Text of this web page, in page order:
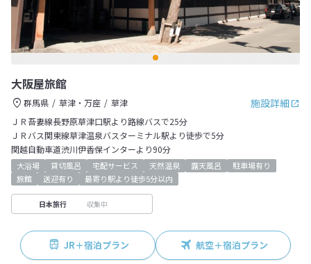
大阪屋旅館
施設詳細
群馬県 草津・万座
草津
ＪＲ吾妻線長野原草津口駅より路線バスで25分
ＪＲバス関東線草津温泉バスターミナル駅より徒歩で5分
関越自動車道渋川伊香保インターより90分
大浴場 貸切風呂 宅配サービス 天然温泉 露天風呂
駐車場有り
旅館
送迎有り 最寄り駅より徒歩5分以内
日本旅行 収集中
JR＋宿泊プラン 航空＋宿泊プラン